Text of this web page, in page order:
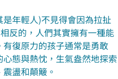
是年輕人)不見得會因為拉扯
反的，人們其實擁有一種能
復原力的孩子通常是勇敢
態與熱忱，生氣盎然地探索
盪和顛簸。